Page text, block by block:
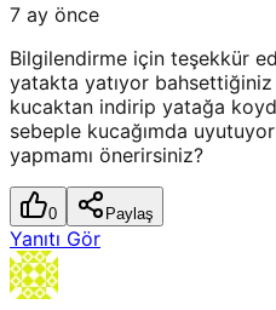
7 ay önce
Bilgilendirme için teşekkür
yatakta yatıyor
kucaktan indirip yatağa
sebeple kucağımda
yapmamı önerirsiniz?
0 Paylaş
Yanıtı Gör